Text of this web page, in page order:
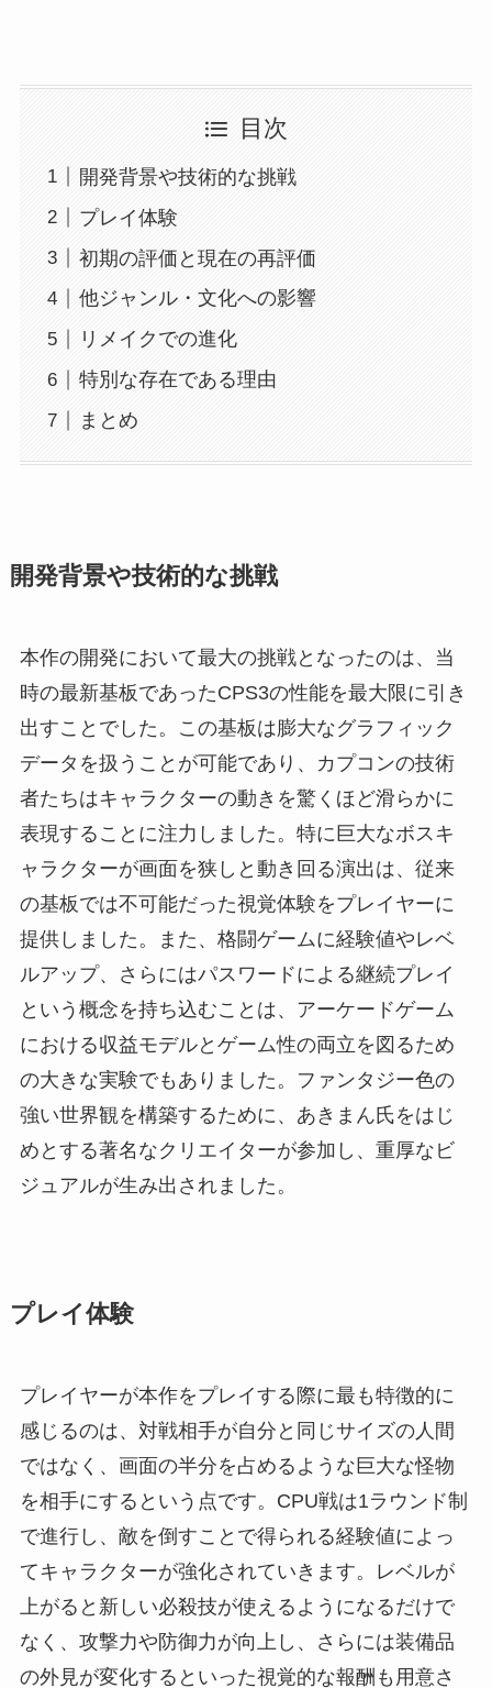
目次
開発背景や技術的な挑戦
プレイ体験
初期の評価と現在の再評価
他ジャンル・文化への影響
リメイクでの進化
特別な存在である理由
まとめ
開発背景や技術的な挑戦
本作の開発において最大の挑戦となったのは、当
時の最新基板であったCPS3の性能を最大限に引き
出すことでした。この基板は膨大なグラフィック
データを扱うことが可能であり、カプコンの技術
者たちはキャラクターの動きを驚くほど滑らかに
表現することに注力しました。特に巨大なボスキ
ャラクターが画面を狭しと動き回る演出は、従来
の基板では不可能だった視覚体験をプレイヤーに
提供しました。また、格闘ゲームに経験値やレベ
ルアップ、さらにはパスワードによる継続プレイ
という概念を持ち込むことは、アーケードゲーム
における収益モデルとゲーム性の両立を図るため
の大きな実験でもありました。ファンタジー色の
強い世界観を構築するために、あきまん氏をはじ
めとする著名なクリエイターが参加し、重厚なビ
ジュアルが生み出されました。
プレイ体験
プレイヤーが本作をプレイする際に最も特徴的に
感じるのは、対戦相手が自分と同じサイズの人間
ではなく、画面の半分を占めるような巨大な怪物
を相手にするという点です。CPU戦は1ラウンド制
で進行し、敵を倒すことで得られる経験値によっ
てキャラクターが強化されていきます。レベルが
上がると新しい必殺技が使えるようになるだけで
なく、攻撃力や防御力が向上し、さらには装備品
の外見が変化するといった視覚的な報酬も用意さ